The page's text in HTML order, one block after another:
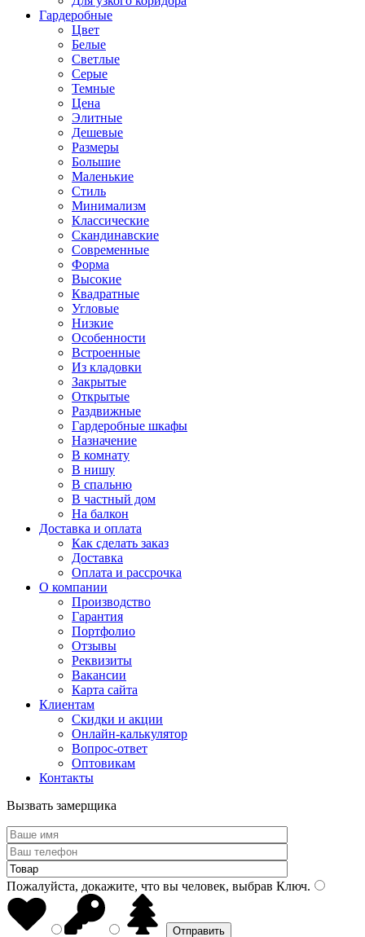
Гардеробные
Цвет
Белые
Светлые
Серые
Темные
Цена
Элитные
Дешевые
Размеры
Большие
Маленькие
Стиль
Минимализм
Классические
Скандинавские
Современные
Форма
Высокие
Квадратные
Угловые
Низкие
Особенности
Встроенные
Из кладовки
Закрытые
Открытые
Раздвижные
Гардеробные шкафы
Назначение
В комнату
В нишу
В спальню
В частный дом
На балкон
Доставка и оплата
Как сделать заказ
Доставка
Оплата и рассрочка
О компании
Производство
Гарантия
Портфолио
Отзывы
Реквизиты
Вакансии
Карта сайта
Клиентам
Скидки и акции
Онлайн-калькулятор
Вопрос-ответ
Оптовикам
Контакты
Вызвать замерщика
Пожалуйста, докажите, что вы человек, выбрав Ключ.